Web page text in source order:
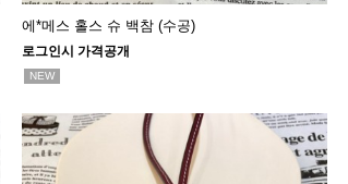
에*메스 홀스 슈 백참 (수공)
로그인시 가격공개
NEW